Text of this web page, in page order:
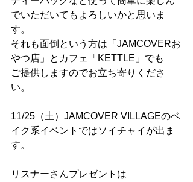
でいただいてもよろしいかと思いま
す。
それも面倒という方は「JAMCOVERお
やつ店」とカフェ「KETTLE」でも
ご提供しますのでお立ち寄りくださ
い。
11/25（土）JAMCOVER VILLAGEのベ
イク系イベントではソイチャイが出ま
す。
リスナーさんプレゼントは